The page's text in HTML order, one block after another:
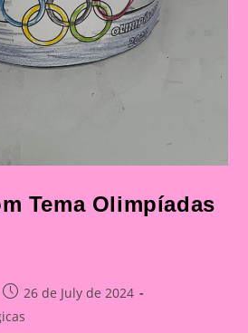
Tema Olimpíadas
Post
published:
26 de July de 2024